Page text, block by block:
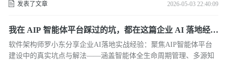
发表了文章 2026-05-03 22:40:09
我在 AIP 智能体平台踩过的坑，都在这篇企业 AI 落地经验
里了
软件架构师罗小东分享企业AI落地实战经验：聚焦AIP智能体平台
建设中的真实坑点与解法——涵盖智能体全生命周期管理、多源知